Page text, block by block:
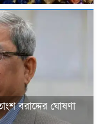
বরাদ্দের ঘোষণা